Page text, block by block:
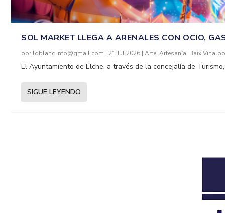
SOL MARKET LLEGA A ARENALES CON OCIO,
por loblanc.info@gmail.com | 21 Jul 2026 |Arte,Artesanía, Baix
El Ayuntamiento de Elche, a través de la concejalía de
SIGUE LEYENDO